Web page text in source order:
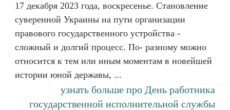
17 декабря 2023 года, воскресенье. Становление
суверенной Украины на пути организации
правового государственного устройства -
сложный и долгий процесс. По- разному можно
относится к тем или иным моментам в новейшей
истории юной державы, ...
узнать больше про День работника
государственной исполнительной службы